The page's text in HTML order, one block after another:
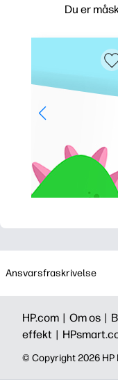
Du er
Ansvarsfraskrivelse
HP.com | Om os |
effekt |
©️ Copyright 2026 HP